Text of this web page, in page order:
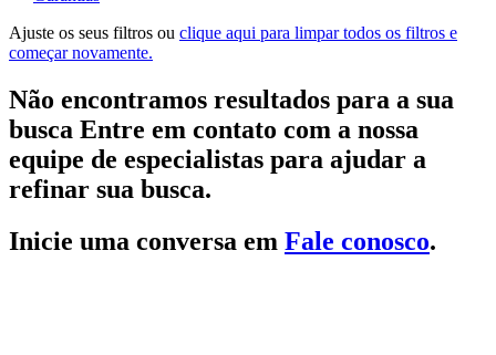
Ajuste os seus filtros ou clique aqui para limpar todos os filtros e
começar novamente.
Não encontramos resultados para a sua
busca Entre em contato com a nossa
equipe de especialistas para ajudar a
refinar sua busca.
Inicie uma conversa em Fale conosco.